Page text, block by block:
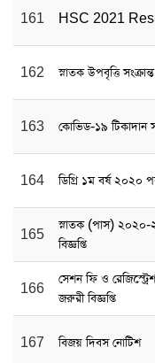
161 HSC 2021
162 স্নাতক উপবৃত্তি
163 কোভিড-১৯ টিকাদান
164 ডিগ্রি ১ম বর্ষ ২০২০
165
স্নাতক (পাস) ২০২০-
বিজ্ঞপ্তি
166
সেশন ফি ও
জরুরী বিজ্ঞপ্তি
167 বিজয় দিবস নোটিশ